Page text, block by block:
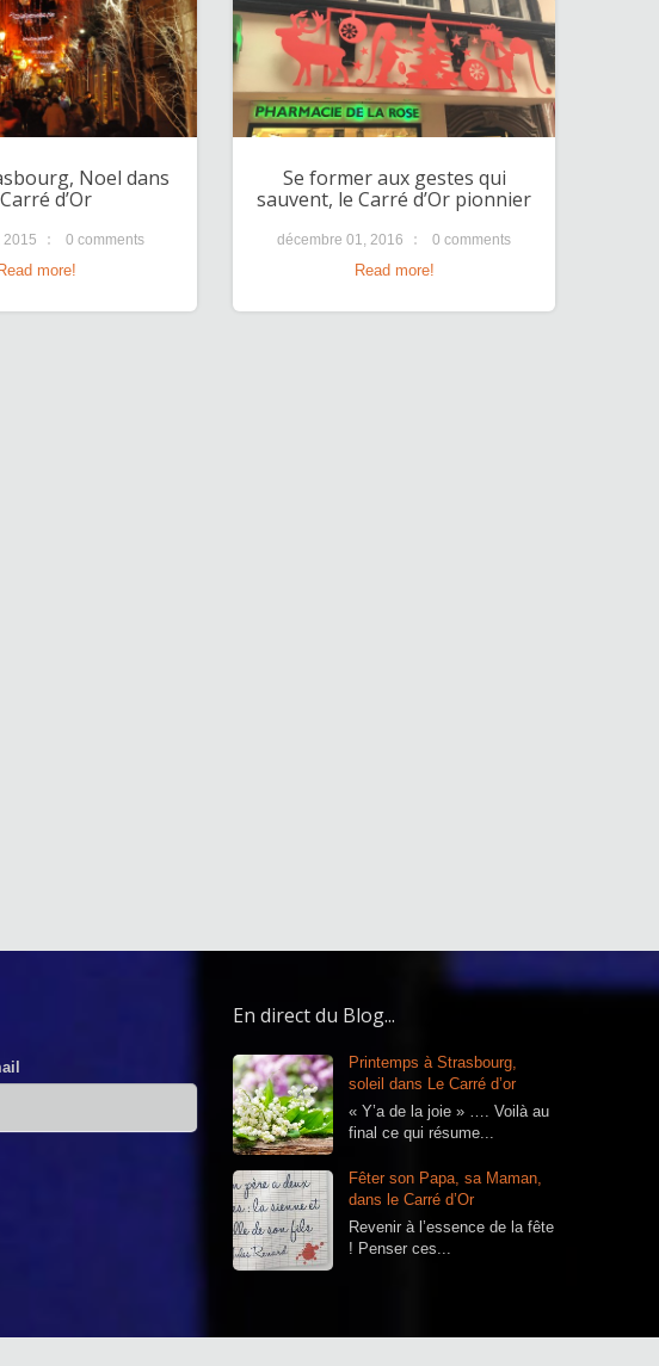
Noel dans
d’Or
2015 0 comments
Read more!
Se former aux gestes qui
sauvent, le Carré d’Or pionnier
décembre 01, 2016 0 comments
Read more!
En direct du Blog...
Printemps à Strasbourg,
soleil dans Le Carré d’or
« Y’a de la joie » …. Voilà au
final ce qui résume...
Fêter son Papa, sa Maman,
dans le Carré d’Or
Revenir à l’essence de la fête
! Penser ces...